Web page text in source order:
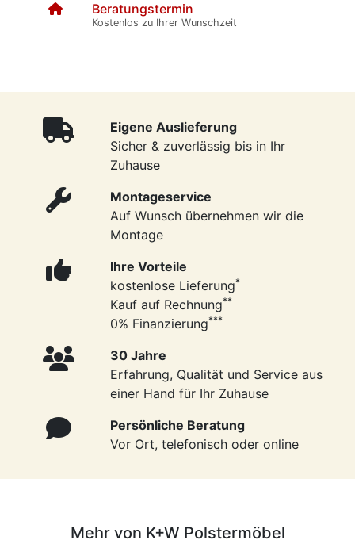
Beratungstermin
Kostenlos zu Ihrer Wunschzeit
Eigene Auslieferung
Sicher & zuverlässig bis in Ihr
Zuhause
Montageservice
Auf Wunsch übernehmen wir die
Montage
Ihre Vorteile
kostenlose Lieferung*
Kauf auf Rechnung**
0% Finanzierung***
30 Jahre
Erfahrung, Qualität und Service aus
einer Hand für Ihr Zuhause
Persönliche Beratung
Vor Ort, telefonisch oder online
Mehr von K+W Polstermöbel